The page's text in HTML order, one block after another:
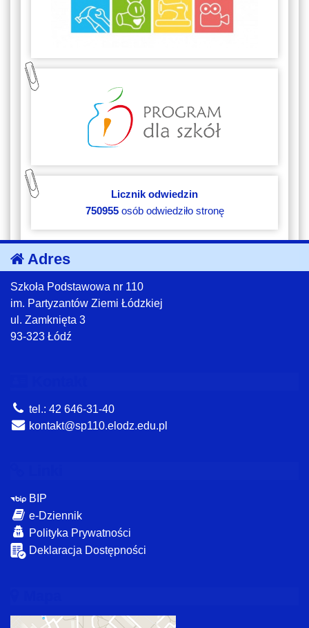
Licznik odwiedzin
750955osób odwiedziło stronę
Adres
Szkoła Podstawowa nr 110
im. Partyzantów Ziemi Łódzkiej
ul. Zamknięta 3
93-323 Łódź
tel.: 42 646-31-40
kontakt@sp110.elodz.edu.pl
BIP
e-Dziennik
Polityka Prywatności
Deklaracja Dostępności